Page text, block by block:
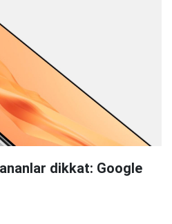
dikkat: Google